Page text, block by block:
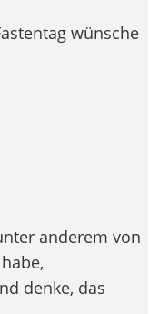
wünsche
anderem von
denke, das